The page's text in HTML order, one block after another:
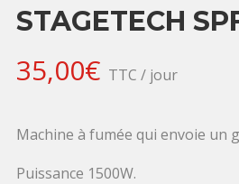
STAGETECH
35,00€ TTC / jour
Machine à fumée qui envoie un
Puissance 1500W.